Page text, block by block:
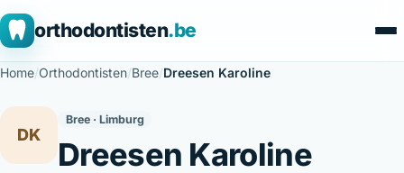
orthodontisten.be
Home/Orthodontisten/Bree/Dreesen Karoline
DK
Bree · Limburg
Dreesen Karoline